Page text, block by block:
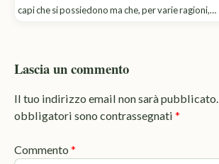
capi che si possiedono ma che, per varie ragioni,…
Lascia un commento
Il tuo indirizzo email non sarà pubblicato.
obbligatori sono contrassegnati *
Commento *